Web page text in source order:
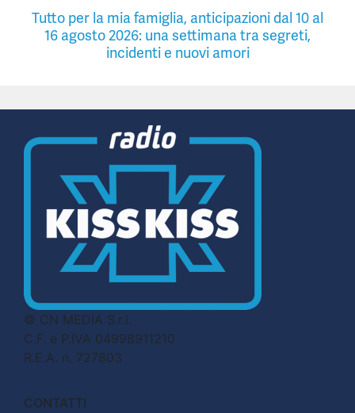
Tutto per la mia famiglia, anticipazioni dal 10 al
16 agosto 2026: una settimana tra segreti,
incidenti e nuovi amori
© CN MEDIA S.r.l.
C.F. e P.IVA 04998911210
R.E.A. n. 727803
CONTATTI